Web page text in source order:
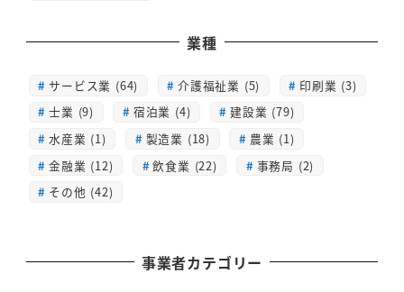
業種
サービス業 (64) 介護福祉業 (5)
印刷業 (3)
士業 (9)
宿泊業 (4)
建設業 (79)
水産業 (1)
製造業 (18)
農業 (1)
金融業 (12)
飲食業 (22)
事務局 (2)
その他 (42)
事業者カテゴリー